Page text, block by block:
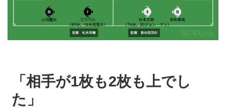
「相手が1枚も2枚も上でし
た」